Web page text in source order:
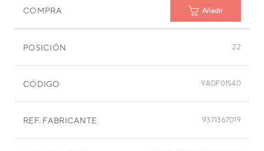
COMPRA Añadir
POSICIÓN 22
CÓDIGO 9AGF01540
REF. FABRICANTE 9371367019